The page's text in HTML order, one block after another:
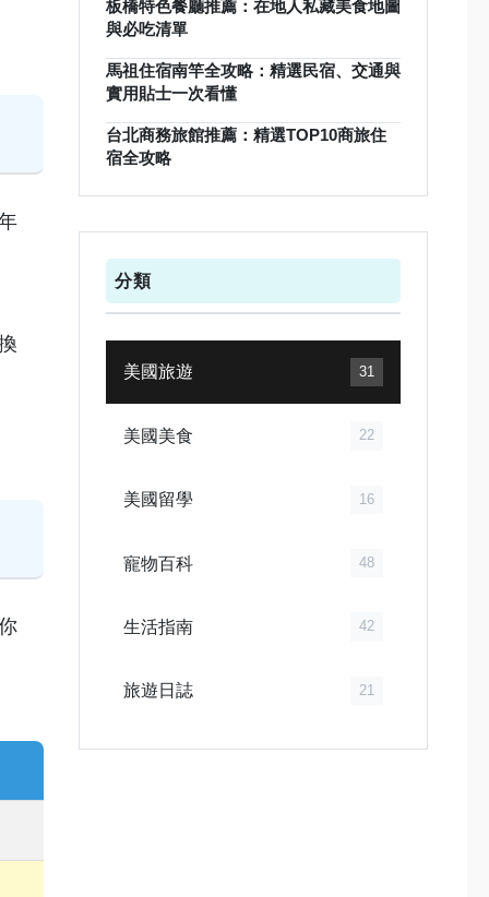
板橋特色餐廳推薦：在地人私藏美食地圖
與必吃清單
馬祖住宿南竿全攻略：精選民宿、交通與
實用貼士一次看懂
台北商務旅館推薦：精選TOP10商旅住
宿全攻略
分類
美國旅遊 31
美國美食 22
美國留學 16
寵物百科 48
生活指南 42
旅遊日誌 21